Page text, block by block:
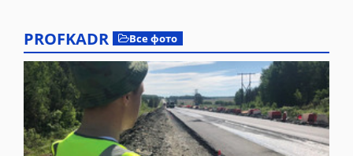
PROFKADR Все фото